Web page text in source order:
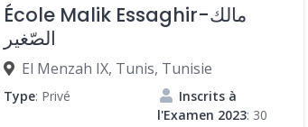
École Malik Essaghir-مالك
الصّغير
El Menzah IX, Tunis, Tunisie
Type: Privé
Inscrits à
l'Examen 2023: 30